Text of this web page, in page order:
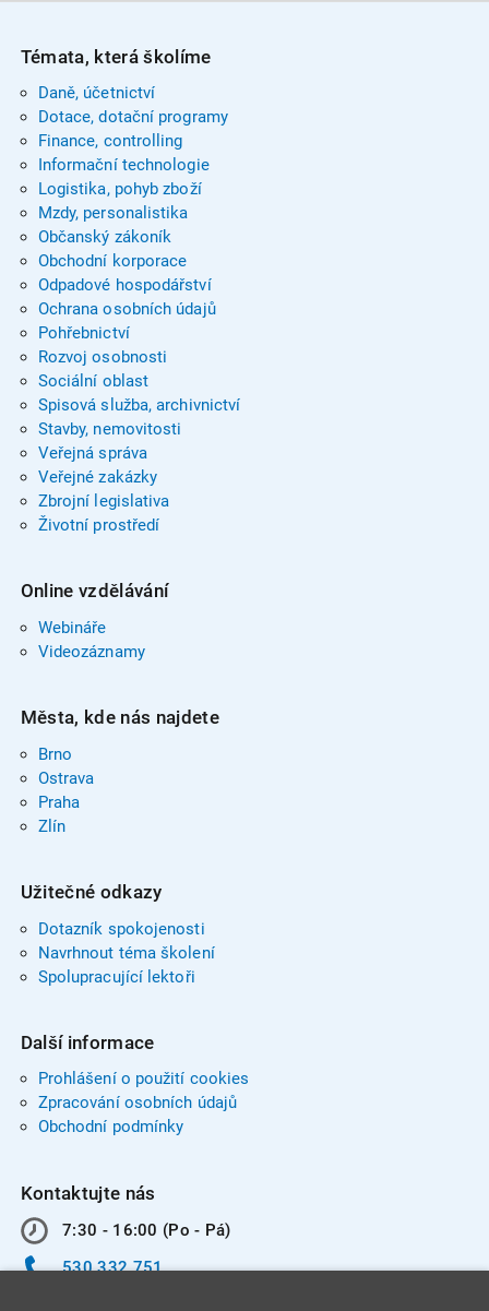
Témata, která školíme
Daně, účetnictví
Dotace, dotační programy
Finance, controlling
Informační technologie
Logistika, pohyb zboží
Mzdy, personalistika
Občanský zákoník
Obchodní korporace
Odpadové hospodářství
Ochrana osobních údajů
Pohřebnictví
Rozvoj osobnosti
Sociální oblast
Spisová služba, archivnictví
Stavby, nemovitosti
Veřejná správa
Veřejné zakázky
Zbrojní legislativa
Životní prostředí
Online vzdělávání
Webináře
Videozáznamy
Města, kde nás najdete
Brno
Ostrava
Praha
Zlín
Užitečné odkazy
Dotazník spokojenosti
Navrhnout téma školení
Spolupracující lektoři
Další informace
Prohlášení o použití cookies
Zpracování osobních údajů
Obchodní podmínky
Kontaktujte nás
7:30 - 16:00 (Po - Pá)
530 332 751